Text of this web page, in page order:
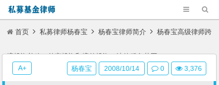
首页 私募律师杨春宝 杨春宝律师简介 杨春宝高级律师跨
境投资并购（外商投资和境外投资）法律服务范围
杨春宝 2008/10/14 0 3,376
A+